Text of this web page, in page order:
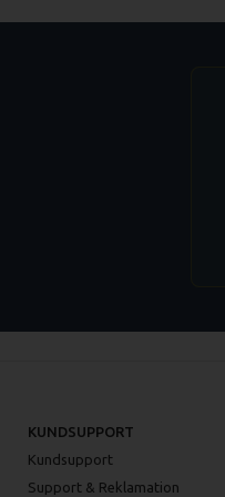
KUNDSUPPORT
Kundsupport
Support & Reklamation